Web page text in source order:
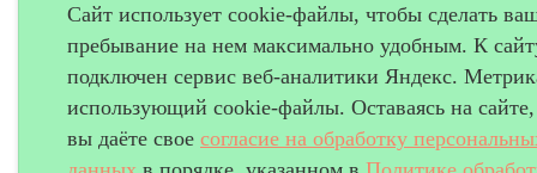
Сайт использует cookie-файлы, чтобы сделать
пребывание на нем максимально удобным. К
подключен сервис веб-аналитики Яндекс.
использующий cookie-файлы. Оставаясь на сайте,
вы даёте свое согласие на обработку